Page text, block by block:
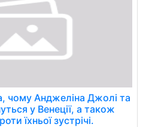
чому Анджеліна Джолі та
у Венеції, а також
їхньої зустрічі.